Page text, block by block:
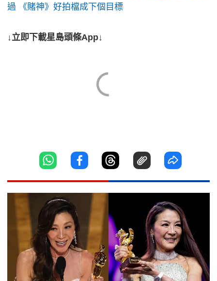
過 《賭神》好拍檔成下個目標
↓立即下載星島頭條App↓